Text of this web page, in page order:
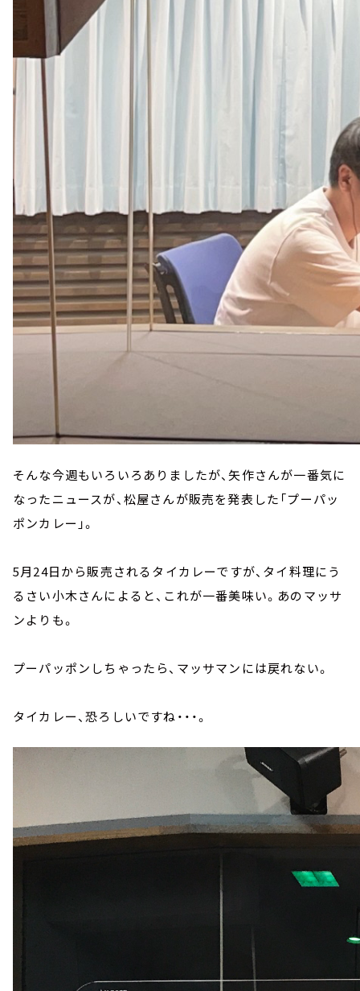
そんな今週もいろいろありましたが、矢作さんが一番気に
なったニュースが、松屋さんが販売を発表した「プーパッ
ポンカレー」。
5月24日から販売されるタイカレーですが、タイ料理にう
るさい小木さんによると、これが一番美味い。あのマッサ
ンよりも。
プーパッポンしちゃったら、マッサマンには戻れない。
タイカレー、恐ろしいですね・・・。